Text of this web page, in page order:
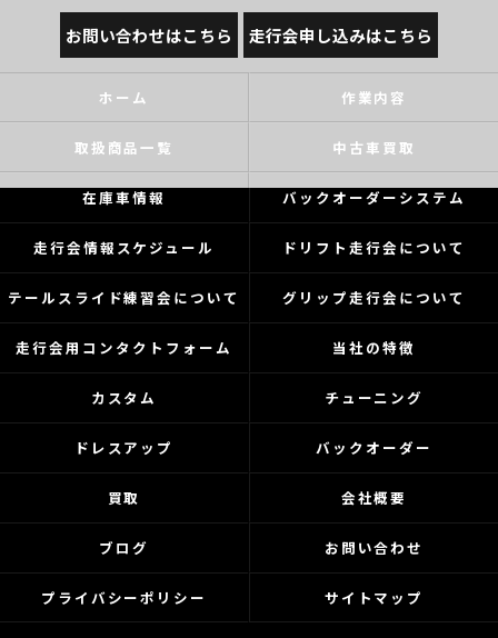
お問い合わせはこちら 走行会申し込みはこちら
ホーム 作業内容
取扱商品一覧 中古車買取
在庫車情報 バックオーダーシステム
走行会情報スケジュール ドリフト走行会について
テールスライド練習会について グリップ走行会について
走行会用コンタクトフォーム 当社の特徴
カスタム チューニング
ドレスアップ バックオーダー
買取 会社概要
ブログ お問い合わせ
プライバシーポリシー サイトマップ